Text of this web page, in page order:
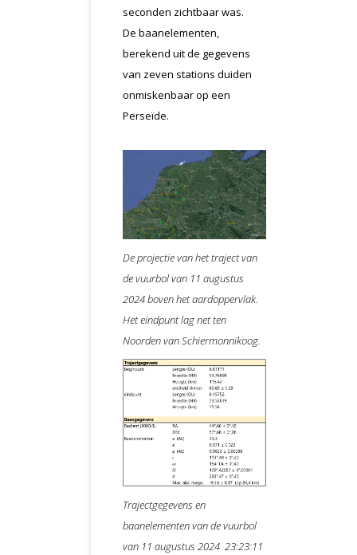
seconden zichtbaar was.
De baanelementen,
berekend uit de gegevens
van zeven stations duiden
onmiskenbaar op een
Perseïde.
De projectie van het traject van
de vuurbol van 11 augustus
2024 boven het aardoppervlak.
Het eindpunt lag net ten
Noorden van Schiermonnikoog.
Trajectgegevens en
baanelementen van de vuurbol
van 11 augustus 2024 23:23:11